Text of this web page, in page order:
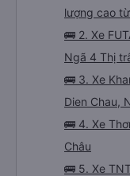
lượng cao
🚌 2. Xe
Ngã 4 Thị
🚌 3. Xe
Dien Chau,
🚌 4. Xe
Châu
🚌 5. Xe